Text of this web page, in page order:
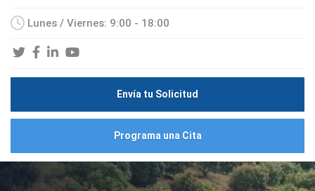
Lunes / Viernes: 9:00 - 18:00
Envía tu Solicitud
Programa una Cita